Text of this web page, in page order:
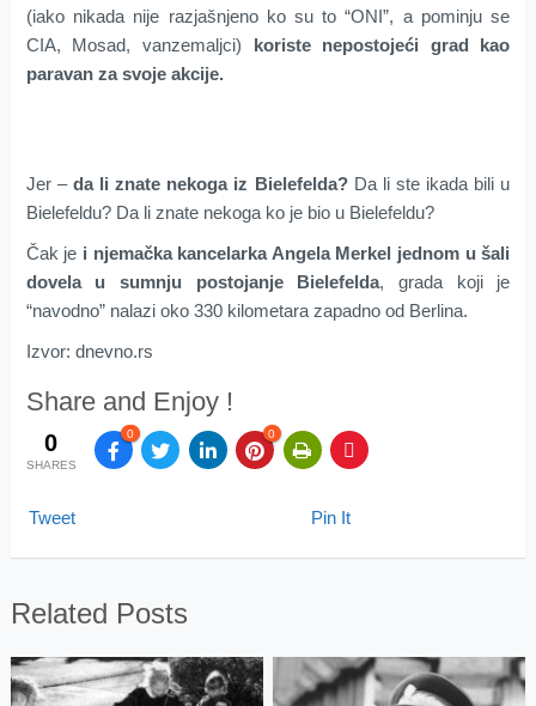
(iako nikada nije razjašnjeno ko su to “ONI”, a pominju se
CIA, Mosad, vanzemaljci) koriste nepostojeći grad kao
paravan za svoje akcije.
Jer –da li znate nekoga iz Bielefelda?Da li ste ikada bili u
Bielefeldu? Da li znate nekoga ko je bio u Bielefeldu?
Čak je i njemačka kancelarka Angela Merkel jednom u šali
dovela u sumnju postojanje Bielefelda, grada koji je
“navodno” nalazi oko 330 kilometara zapadno od Berlina.
Izvor: dnevno.rs
Share and Enjoy !
0
SHARES
0 0
Tweet Pin It
Related Posts